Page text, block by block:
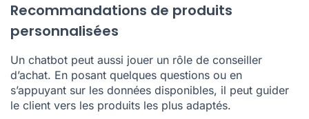
Recommandations de produits
personnalisées
Un chatbot peut aussi jouer un rôle de conseiller
d’achat. En posant quelques questions ou en
s’appuyant sur les données disponibles, il peut guider
le client vers les produits les plus adaptés.